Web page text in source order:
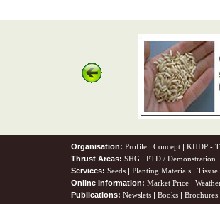
Organisation: Profile | Concept | KHDP -
Thrust Areas: SHG | PTD / Demonstration |
Services: Seeds | Planting Materials |
Online Information: Market Price |
Publications: Newslets | Books | Brochures